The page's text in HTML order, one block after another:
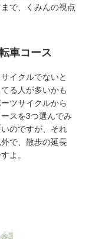
で、くみんの視点
車コース
イクルでないと
る人が多いかも
ツサイクルから
スを3つ選んでみ
のですが、それ
で、散歩の延長
よ。